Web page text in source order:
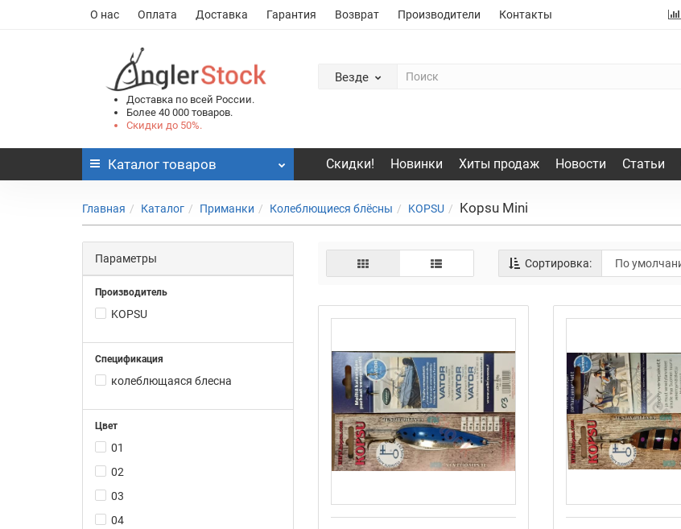
О нас Оплата Доставка Гарантия Возврат Производители Контакты
Доставка по всей России.
Более 40 000 товаров.
Скидки до 50%.
Везде
Каталог товаров Скидки! Новинки Хиты продаж Новости Статьи
Главная Каталог Приманки Колеблющиеся блёсны KOPSU Kopsu Mini
Параметры
Производитель
KOPSU
Спецификация
колеблющаяся блесна
Цвет
01
02
03
04
Сортировка: